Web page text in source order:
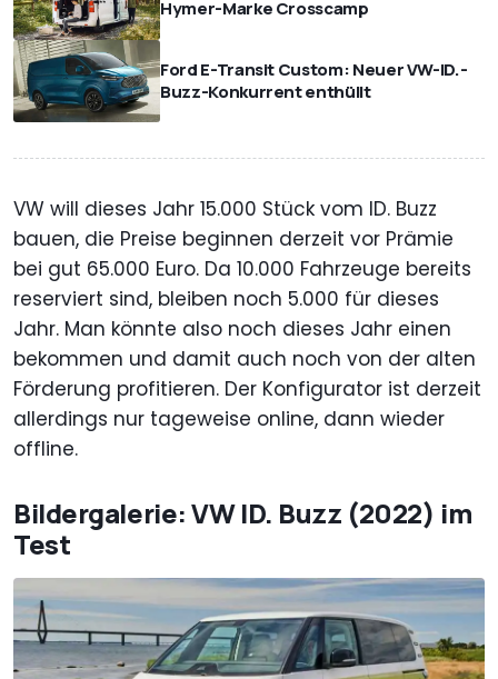
Hymer-Marke Crosscamp
Ford E-Transit Custom: Neuer VW-ID.-
Buzz-Konkurrent enthüllt
VW will dieses Jahr 15.000 Stück vom ID. Buzz
bauen, die Preise beginnen derzeit vor Prämie
bei gut 65.000 Euro. Da 10.000 Fahrzeuge bereits
reserviert sind, bleiben noch 5.000 für dieses
Jahr. Man könnte also noch dieses Jahr einen
bekommen und damit auch noch von der alten
Förderung profitieren. Der Konfigurator ist derzeit
allerdings nur tageweise online, dann wieder
offline.
Bildergalerie: VW ID. Buzz (2022) im
Test